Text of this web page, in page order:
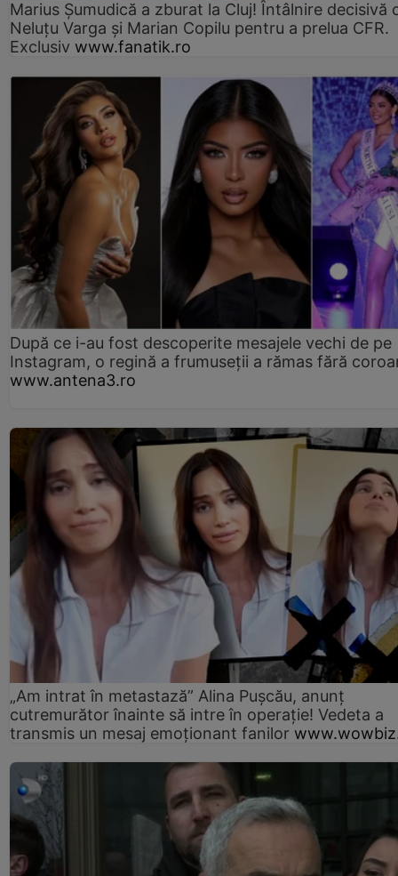
Marius Şumudică a zburat la Cluj! Întâlnire decisivă
Neluţu Varga şi Marian Copilu pentru a prelua CFR.
Exclusiv www.fanatik.ro
După ce i-au fost descoperite mesajele vechi de pe
Instagram, o regină a frumuseții a rămas fără
www.antena3.ro
„Am intrat în metastază” Alina Pușcău, anunț
cutremurător înainte să intre în operație! Vedeta a
transmis un mesaj emoționant fanilor